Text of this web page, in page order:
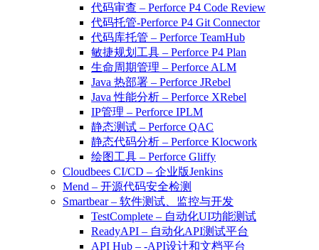
代码审查 – Perforce P4 Code Review
代码托管-Perforce P4 Git Connector
代码库托管 – Perforce TeamHub
敏捷规划工具 – Perforce P4 Plan
生命周期管理 – Perforce ALM
Java 热部署 – Perforce JRebel
Java 性能分析 – Perforce XRebel
IP管理 – Perforce IPLM
静态测试 – Perforce QAC
静态代码分析 – Perforce Klocwork
绘图工具 – Perforce Gliffy
Cloudbees CI/CD – 企业版Jenkins
Mend – 开源代码安全检测
Smartbear – 软件测试、监控与开发
TestComplete – 自动化UI功能测试
ReadyAPI – 自动化API测试平台
API Hub – -API设计和文档平台